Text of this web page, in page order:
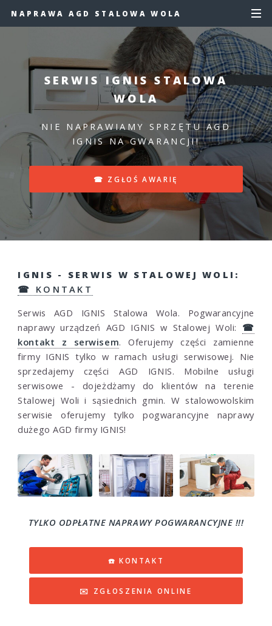
NAPRAWA AGD STALOWA WOLA
SERWIS IGNIS STALOWA
WOLA
NIE NAPRAWIAMY SPRZĘTU AGD
IGNIS NA GWARANCJI!
☎ ZGŁOŚ AWARIĘ
IGNIS - SERWIS W STALOWEJ WOLI:
☎ KONTAKT
Serwis AGD IGNIS Stalowa Wola. Pogwarancyjne
naprawy urządzeń AGD IGNIS w Stalowej Woli: ☎
kontakt z serwisem. Oferujemy części zamienne
firmy IGNIS tylko w ramach usługi serwisowej. Nie
sprzedajemy części AGD IGNIS. Mobilne usługi
serwisowe - dojeżdżamy do klientów na terenie
Stalowej Woli i sąsiednich gmin. W stalowowolskim
serwisie oferujemy tylko pogwarancyjne naprawy
dużego AGD firmy IGNIS!
TYLKO ODPŁATNE NAPRAWY POGWARANCYJNE !!!
☎️ KONTAKT
✉️ ZGŁOSZENIA ONLINE